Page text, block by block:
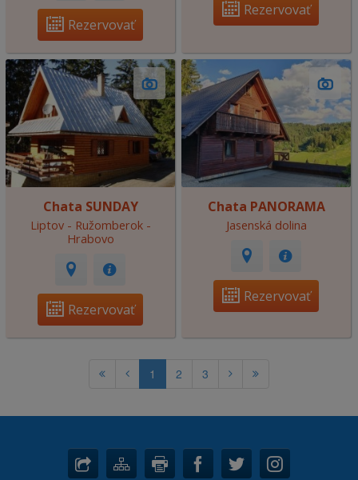
Rezervovať
Rezervovať
Chata SUNDAY
Liptov - Ružomberok -
Hrabovo
Rezervovať
Chata PANORAMA
Jasenská dolina
Rezervovať
1 2 3